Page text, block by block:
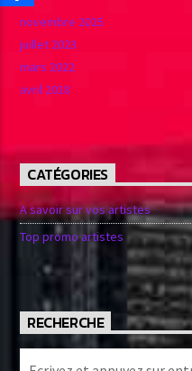
sont d’ailleurs les initiales
Nestor qui m’accompagne
découvrir les sons funk et
novembre 2025
juillet 2023
mars 2022
avril 2018
CATÉGORIES
A savoir sur vos artistes
Top promo artistes
RECHERCHE